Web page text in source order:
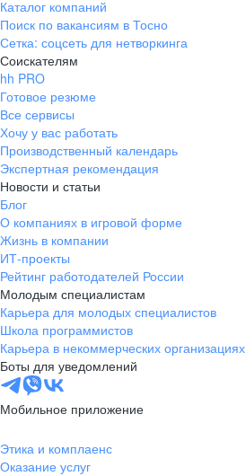
Каталог компаний
Поиск по вакансиям в Тосно
Сетка: соцсеть для нетворкинга
Соискателям
hh PRO
Готовое резюме
Все сервисы
Хочу у вас работать
Производственный календарь
Экспертная рекомендация
Новости и статьи
Блог
О компаниях в игровой форме
Жизнь в компании
ИТ-проекты
Рейтинг работодателей России
Молодым специалистам
Карьера для молодых специалистов
Школа программистов
Карьера в некоммерческих организациях
Боты для уведомлений
Мобильное приложение
Этика и комплаенс
Оказание услуг